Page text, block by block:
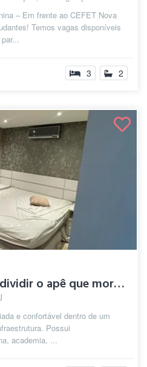
– Em frente ao CEFET Nova
Temos vagas disponíveis
3 2
Busco alguem para dividir o apê que moro...
e confortável dentro de um
Possui
academia, ...